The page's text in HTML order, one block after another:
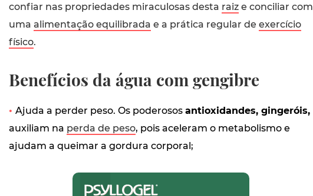
confiar nas propriedades miraculosas desta raize conciliar com
uma alimentação equilibrada e a prática regular de exercício
físico.
Benefícios da água com gengibre
• Ajuda a perder peso. Os poderosos antioxidandes, gingeróis,
auxiliam na perda de peso, pois aceleram o metabolismo e
ajudam a queimar a gordura corporal;